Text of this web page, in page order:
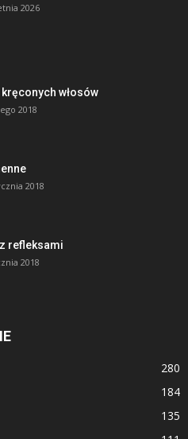
2026
włosów
2018
2018
refleksami
2018
280
184
135